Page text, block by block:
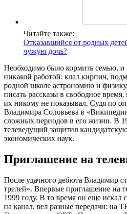
Читайте также:
Отказавшийся от родных
чужую дочь?
Необходимо было кормить семью, и
никакой работой: клал кирпич,
родной школе астрономию и
писать рассказы в свободное
их никому не показывал. Судя по
Владимира Соловьева в
сложных периодов в его жизни. В
телеведущий защитил
экономических наук.
Приглашение на
После удачного дебюта Владимир
трелей». Впервые приглашение на
1999 году. В то время он еще искал
на канал, вел разные передачи: на